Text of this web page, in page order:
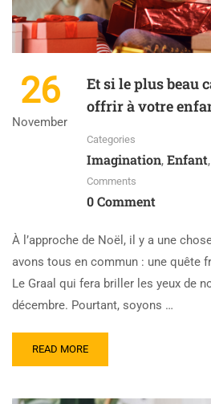
26
November
Et si le plus beau
offrir à votre
Categories
Imagination, Enfant,
Comments
0 Comment
À l’approche de Noël, il y a une
avons tous en commun : une quête
Le Graal qui fera briller les yeux de
décembre. Pourtant, soyons …
READ MORE